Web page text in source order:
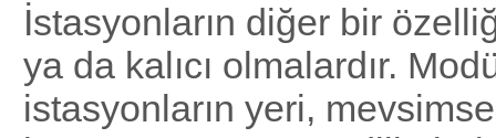
İstasyonların diğer bir
ya da kalıcı olmalardır.
istasyonların yeri,